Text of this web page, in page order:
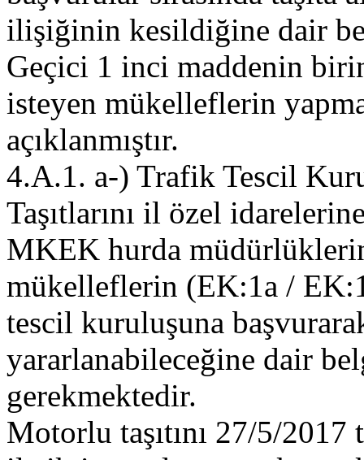
ilişiğinin kesildiğine dair
Geçici 1 inci maddenin
isteyen mükelleflerin
açıklanmıştır.
4.A.1. a-) Trafik Tescil
Taşıtlarını il özel
MKEK hurda
mükelleflerin (EK:1a /
tescil kuruluşuna
yararlanabileceğine dair
gerekmektedir.
Motorlu taşıtını 27/5/2017